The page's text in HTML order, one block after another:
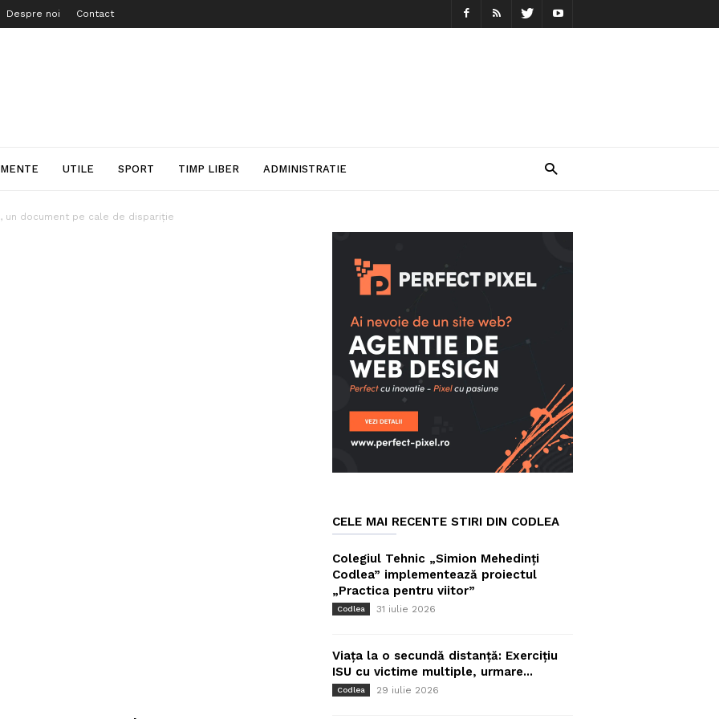
Despre noi Contact
UTILE SPORT TIMP LIBER ADMINISTRATIE
un document pe cale de dispariție
CELE MAI RECENTE STIRI DIN CODLEA
Colegiul Tehnic „Simion Mehedinți
Codlea” implementează proiectul
„Practica pentru viitor”
Codlea 31 iulie 2026
Viața la o secundă distanță: Exercițiu
ISU cu victime multiple, urmare...
Codlea 29 iulie 2026